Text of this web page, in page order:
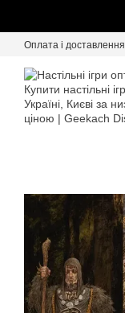
Оплата і доставлення